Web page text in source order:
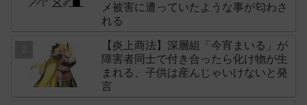
メ被害に遭っていたような事が匂わさ
れる
【炎上商法】深層組「今宵まいる」が
障害者同士で付き合ったら化け物が生
まれる、子供は産んじゃいけないと発
言